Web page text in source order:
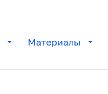
Материалы